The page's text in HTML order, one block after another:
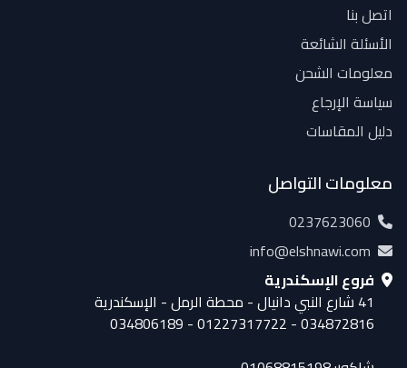
اتصل بنا
الأسئلة الشائعة
معلومات الشحن
سياسة الإرجاع
دليل المقاسات
معلومات التواصل
0237623060
info@elshnawi.com
فروع الإسكندرية
41 شارع النبي دانيال - محطة الرمل - الإسكندرية
034872816 - 01227317722 - 034806189